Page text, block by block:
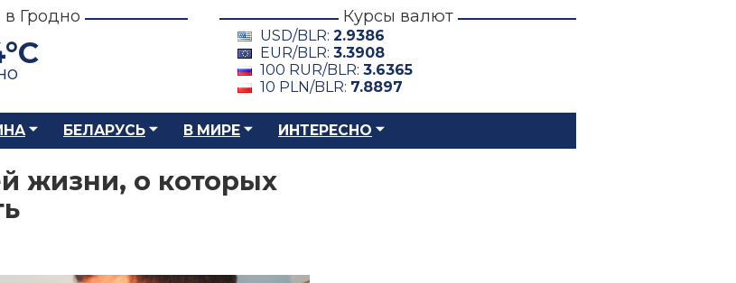
Гродно Курсы валют
USD/BLR: 2.9386
EUR/BLR: 3.3908
100 RUR/BLR: 3.6365
10 PLN/BLR: 7.8897
БЕЛАРУСЬ В МИРЕ ИНТЕРЕСНО
жизни, о которых